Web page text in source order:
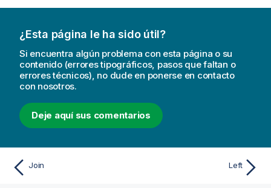
¿Esta página le ha sido útil?
Si encuentra algún problema con esta página o su
contenido (errores tipográficos, pasos que faltan o
errores técnicos), no dude en ponerse en contacto
con nosotros.
Deje aquí sus comentarios
Join Left